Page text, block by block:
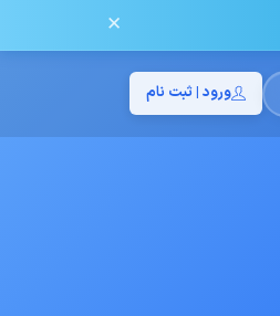
✕
ورود | ثبت نام